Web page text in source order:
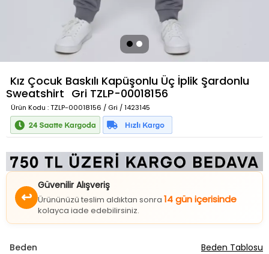
Kız Çocuk Baskılı Kapüşonlu Üç İplik Şardonlu
Sweatshirt Gri TZLP-00018156
Ürün Kodu : TZLP-00018156 / Gri / 1423145
↩
Güvenilir Alışveriş
Ürününüzü teslim aldıktan sonra 14 gün içerisinde
kolayca iade edebilirsiniz.
Beden Beden Tablosu